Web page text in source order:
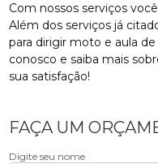
Com nossos serviços
Além dos serviços já
para dirigir moto e aula
conosco e saiba mais
sua satisfação!
FAÇA UM
Digite seu nome